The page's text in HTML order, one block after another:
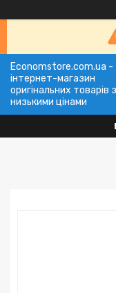
Economstore.com.ua -
інтернет-магазин
оригінальних товарів
низькими цінами